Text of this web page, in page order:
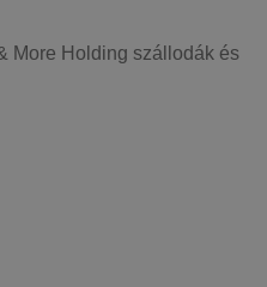
More Holding szállodák és